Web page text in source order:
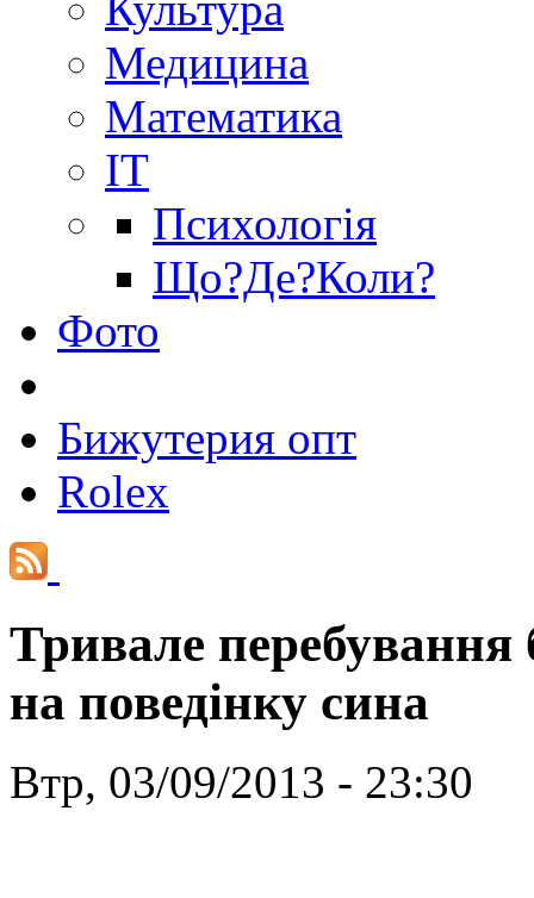
Медицина
Математика
IT
Психологія
Що?Де?Коли?
Фото
Бижутерия опт
Rolex
Тривале перебування
на поведінку сина
Втр, 03/09/2013 - 23:30